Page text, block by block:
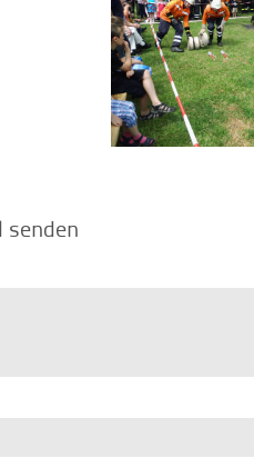
senden